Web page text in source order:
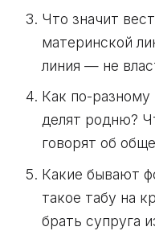
Что значит
материнской
линия — не
Как по-
делят родню?
говорят об
Какие бывают
такое табу на
брать супруга